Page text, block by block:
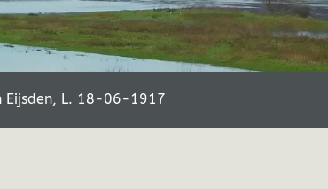
Eijsden, L. 18-06-1917